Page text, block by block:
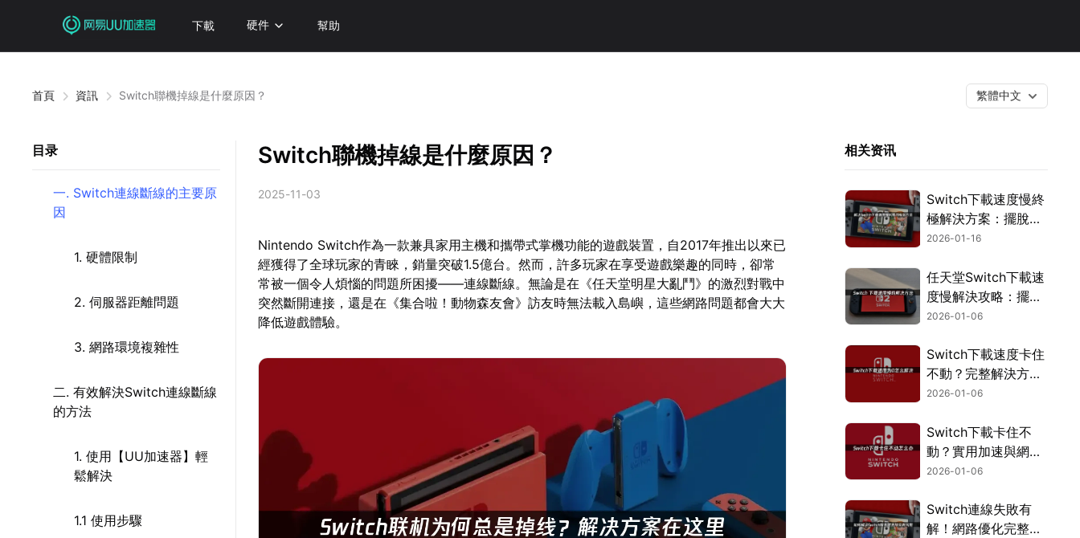
下載 硬件 幫助
首頁 資訊 Switch聯機掉線是什麼原因？ 繁體中文
目录
一. Switch連線斷線的主要原
因
1. 硬體限制
2. 伺服器距離問題
3. 網路環境複雜性
二. 有效解決Switch連線斷線
的方法
1. 使用【UU加速器】輕
鬆解決
1.1 使用步驟
Switch聯機掉線是什麼原因？
2025-11-03
Nintendo Switch作為一款兼具家用主機和攜帶式掌機功能的遊戲裝置，自2017年推出以來已
經獲得了全球玩家的青睞，銷量突破1.5億台。然而，許多玩家在享受遊戲樂趣的同時，卻常
常被一個令人煩惱的問題所困擾——連線斷線。無論是在《任天堂明星大亂鬥》的激烈對戰中
突然斷開連接，還是在《集合啦！動物森友會》訪友時無法載入島嶼，這些網路問題都會大大
降低遊戲體驗。
相关资讯
Switch下載速度慢終
極解決方案：擺脫龜
速，暢玩無阻！
2026-01-16
任天堂Switch下載速
度慢解決攻略：擺脫
龜速，輕鬆下載遊
2026-01-06
Switch下載速度卡住
不動？完整解決方案
看這裡！
2026-01-06
Switch下載卡住不
動？實用加速與網路
優化完整攻略！
2026-01-06
Switch連線失敗有
解！網路優化完整攻